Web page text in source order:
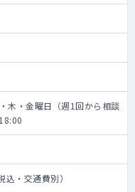
木・金曜日（週1回から相談
・交通費別）